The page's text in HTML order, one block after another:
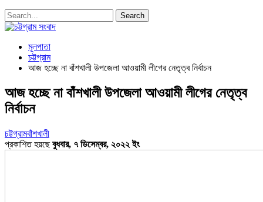
মূলপাতা
চট্টগ্রাম
আজ হচ্ছে না বাঁশখালী উপজেলা আওয়ামী লীগের নেতৃত্ব নির্বাচন
আজ হচ্ছে না বাঁশখালী উপজেলা আওয়ামী লীগের নেতৃত্ব
নির্বাচন
চট্টগ্রামবাঁশখালী
প্রকাশিত হয়ছেবুধবার, ৭ ডিসেম্বর, ২০২২ ইং